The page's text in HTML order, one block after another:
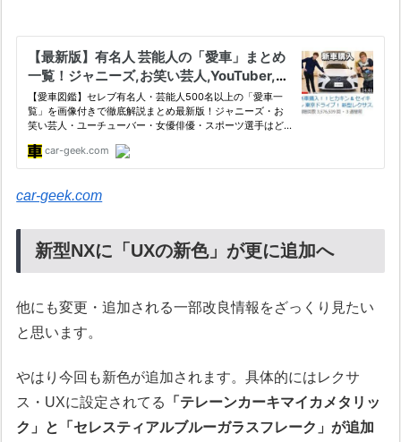
car-geek.com
新型NXに「UXの新色」が更に追加へ
他にも変更・追加される一部改良情報をざっくり見たい
と思います。
やはり今回も新色が追加されます。具体的にはレクサ
ス・UXに設定されてる
「テレーンカーキマイカメタリッ
ク」と「セレスティアルブルーガラスフレーク」が追加